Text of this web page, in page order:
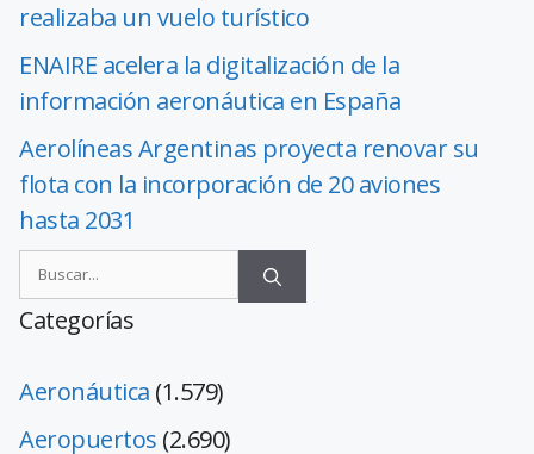
realizaba un vuelo turístico
ENAIRE acelera la digitalización de la
información aeronáutica en España
Aerolíneas Argentinas proyecta renovar su
flota con la incorporación de 20 aviones
hasta 2031
Categorías
Aeronáutica (1.579)
Aeropuertos (2.690)